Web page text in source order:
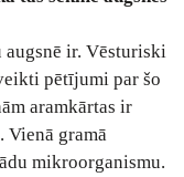
ir. Vēsturiski
pētījumi par šo
aramkārtas ir
Vienā gramā
mikroorganismu.